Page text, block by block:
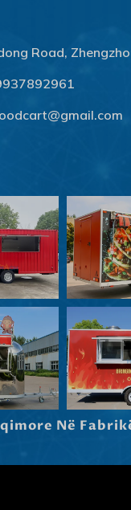
Road,
Në Latviešu
Dansk
Hrvatski
Српски
Norsk
Maori
Eesti